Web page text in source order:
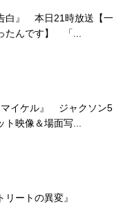
白』 本日21時放送【一
たんです】 「...
イケル』 ジャクソン5
映像＆場面写...
ートの異変』